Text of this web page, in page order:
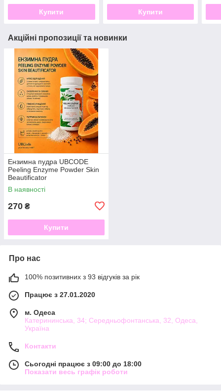
Купити Купити
Акційні пропозиції та новинки
Ензимна пудра UBCODE
Peeling Enzyme Powder Skin
Beautificator
В наявності
270 ₴
Купити
Про нас
100% позитивних з 93 відгуків за рік
Працює з 27.01.2020
м. Одеса
Катерининська, 34; Середньофонтанська, 32, Одеса,
Україна
Контакти
Сьогодні працює з 09:00 до 18:00
Показати весь графік роботи